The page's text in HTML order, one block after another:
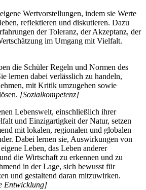
Wertvorstellungen, indem sie Werte
reflektieren und diskutieren. Dazu
der Toleranz, der Akzeptanz, der
im Umgang mit Vielfalt.
die Schüler Regeln und Normen des
lernen dabei verlässlich zu handeln,
mit Kritik umzugehen sowie
[Sozialkompetenz]
Lebenswelt, einschließlich ihrer
und Einzigartigkeit der Natur, setzen
mit lokalen, regionalen und globalen
Dabei lernen sie, Auswirkungen von
Leben, das Leben anderer
die Wirtschaft zu erkennen und zu
in der Lage, sich bewusst für
und gestaltend daran mitzuwirken.
Entwicklung]